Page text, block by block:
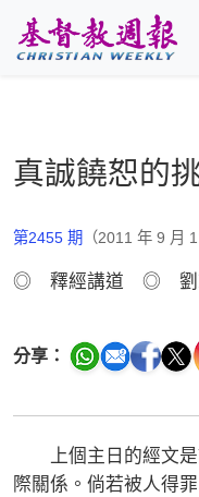
真誠饒恕的
第2455 期 （2011 年 9 月
◎ 釋經講道 ◎ 劉
分享：
上個主日的經文是
際關係。倘若被人得